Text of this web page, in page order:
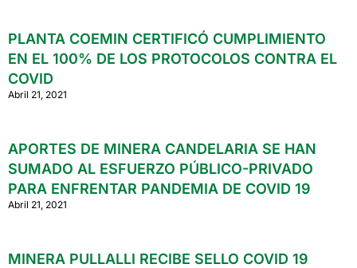
PLANTA COEMIN CERTIFICÓ CUMPLIMIENTO
EN EL 100% DE LOS PROTOCOLOS CONTRA EL
COVID
Abril 21, 2021
APORTES DE MINERA CANDELARIA SE HAN
SUMADO AL ESFUERZO PÚBLICO-PRIVADO
PARA ENFRENTAR PANDEMIA DE COVID 19
Abril 21, 2021
MINERA PULLALLI RECIBE SELLO COVID 19